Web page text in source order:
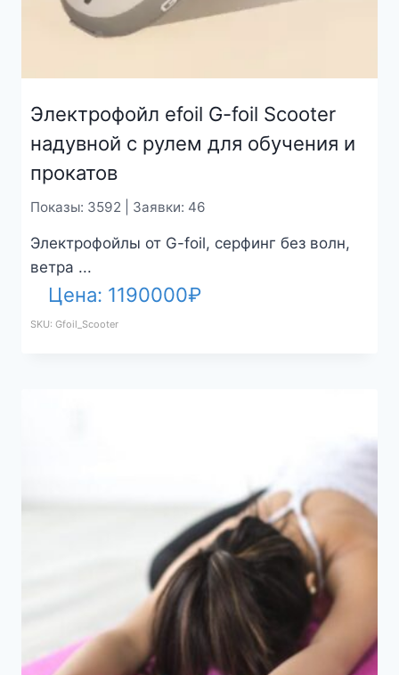
Электрофойл efoil G-foil Scooter
надувной с рулем для обучения и
прокатов
Показы: 3592 | Заявки: 46
Электрофойлы от G-foil, серфинг без волн,
ветра ...
Цена: 1190000₽
SKU: Gfoil_Scooter